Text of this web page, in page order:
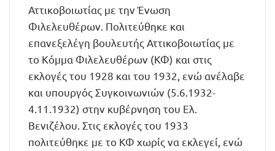
Αττικοβοιωτίας με την Ένωση
Φιλελευθέρων. Πολιτεύθηκε και
επανεξελέγη βουλευτής Αττικοβοιωτίας με
το Κόμμα Φιλελευθέρων (ΚΦ) και στις
εκλογές του 1928 και του 1932, ενώ ανέλαβε
και υπουργός Συγκοινωνιών (5.6.1932-
4.11.1932) στην κυβέρνηση του Ελ.
Βενιζέλου. Στις εκλογές του 1933
πολιτεύθηκε με το ΚΦ χωρίς να εκλεγεί, ενώ